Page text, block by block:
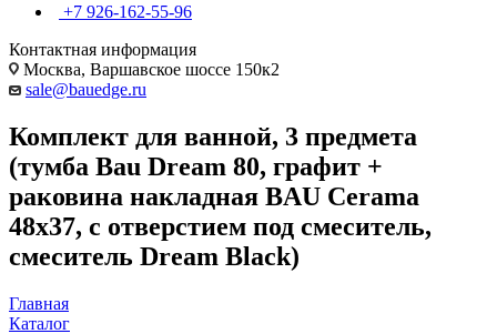
+7 926-162-55-96
Контактная информация
Москва, Варшавское шоссе 150к2
sale@bauedge.ru
Комплект для ванной, 3 предмета
(тумба Bau Dream 80, графит +
раковина накладная BAU Cerama
48х37, с отверстием под смеситель,
смеситель Dream Black)
Главная
Каталог